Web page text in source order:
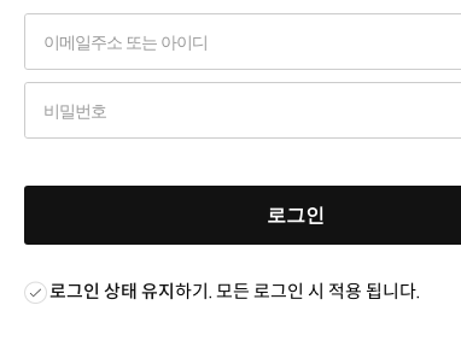
로그인
로그인 상태 유지하기. 모든 로그인 시 적용 됩니다.